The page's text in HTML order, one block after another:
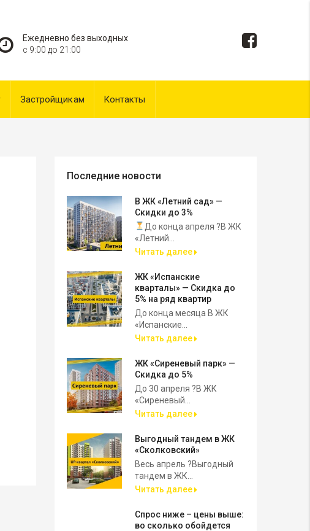
Ежедневно без выходных
с 9:00 до 21:00
Застройщикам Контакты
Последние новости
В ЖК «Летний сад» —
Скидки до 3%
До конца апреля ?В ЖК
«Летний...
Читать далее
ЖК «Испанские
кварталы» — Скидка до
5% на ряд квартир
До конца месяца В ЖК
«Испанские...
Читать далее
ЖК «Сиреневый парк» —
Скидка до 5%
До 30 апреля ?В ЖК
«Сиреневый...
Читать далее
Выгодный тандем в ЖК
«Сколковский»
Весь апрель ?Выгодный
тандем в ЖК...
Читать далее
Спрос ниже – цены выше:
во сколько обойдется